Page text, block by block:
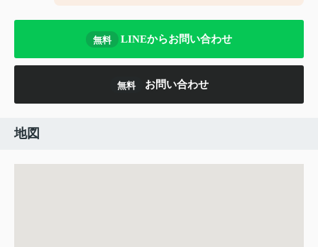
無料 LINEからお問い合わせ
無料 お問い合わせ
地図